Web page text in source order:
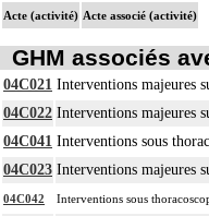
Acte (activité) Acte associé (activité)
GHM associés
04C021 Interventions majeures
04C022 Interventions majeures
04C041 Interventions sous
04C023 Interventions majeures
04C042 Interventions sous